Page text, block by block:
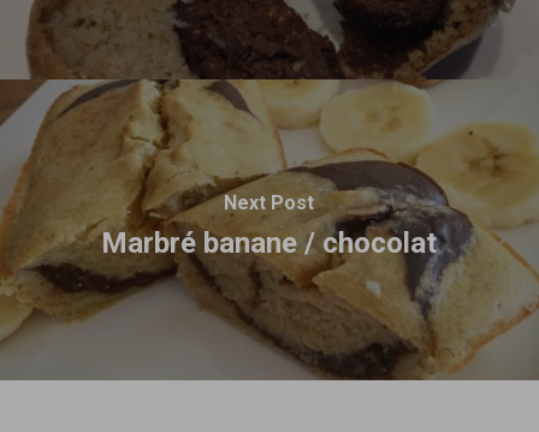
Next Post
Marbré banane / chocolat